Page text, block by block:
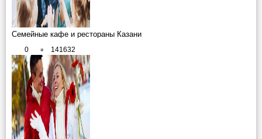
Семейные кафе и рестораны Казани
0 141632